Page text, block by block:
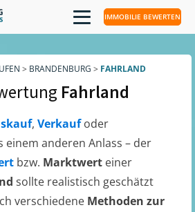
IMMOBILIE BEWERTEN
> BRANDENBURG > FAHRLAND
Fahrland
, Verkaufoder
einem anderen Anlass – der
bzw. Marktwert einer
sollte realistisch geschätzt
verschiedene Methoden zur